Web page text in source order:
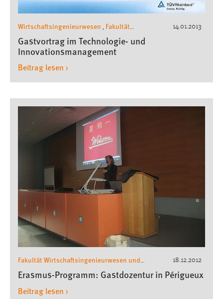
14.01.2013
Wirtschaftsingenieurwesen Fakultät
Wirtschaftsingenieurwesen und Gesundheit
Gastvorträge Wirschaftsingenieurwesen
Gastvortrag im Technologie- und
Innovationsmanagement
Beitrag lesen ›
18.12.2012
Fakultät Wirtschaftsingenieurwesen und
Gesundheit
,Wirtschaftsingenieurwesen
Erasmus-Programm: Gastdozentur in Périgueux
Beitrag lesen ›